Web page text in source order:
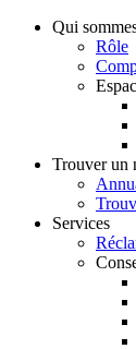
Qui
Rôle
Trouver un
Services